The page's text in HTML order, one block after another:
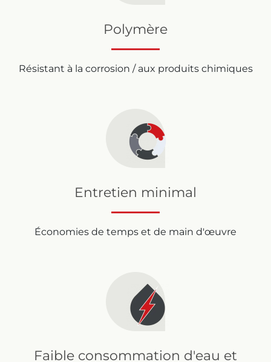
Polymère
Résistant à la corrosion / aux produits chimiques
Entretien minimal
Économies de temps et de main d'œuvre
Faible consommation d'eau et